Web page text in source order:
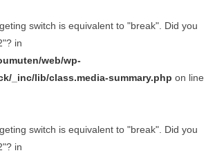
switch is equivalent to "break". Did you
in
web/wp-
_inc/lib/class.media-summary.php on line
switch is equivalent to "break". Did you
in